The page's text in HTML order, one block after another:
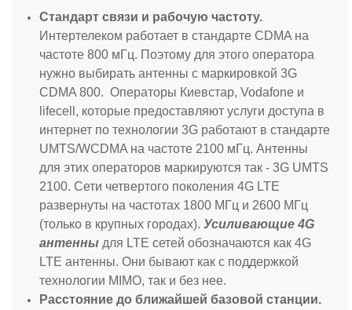
Стандарт связи и рабочую частоту.
Интертелеком работает в стандарте CDMA на
частоте 800 мГц. Поэтому для этого оператора
нужно выбирать антенны с маркировкой 3G
CDMA 800. Операторы Киевстар, Vodafone и
lifecell, которые предоставляют услуги доступа в
интернет по технологии 3G работают в стандарте
UMTS/WCDMA на частоте 2100 мГц. Антенны
для этих операторов маркируются так - 3G UMTS
2100. Сети четвертого поколения 4G LTE
развернуты на частотах 1800 МГц и 2600 МГц
(только в крупных городах).Усиливающие 4G
антенны для LTE сетей обозначаются как 4G
LTE антенны. Они бывают как с поддержкой
технологии MIMO, так и без нее.
Расстояние до ближайшей базовой станции.